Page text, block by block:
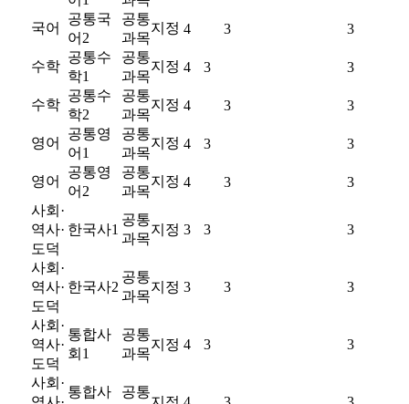
국어
공통국
어2
공통
과목
지정 4 3 3
수학
공통수
학1
공통
과목
지정 4 3 3
수학
공통수
학2
공통
과목
지정 4 3 3
영어
공통영
어1
공통
과목
지정 4 3 3
영어
공통영
어2
공통
과목
지정 4 3
3
사회·
역사·
도덕
한국사1
공통
과목
지정 3 3 3
사회·
역사·
도덕
한국사2
공통
과목
지정 3 3 3
사회·
역사·
도덕
통합사
회1
공통
과목
지정 4 3 3
사회·
통합사
공통